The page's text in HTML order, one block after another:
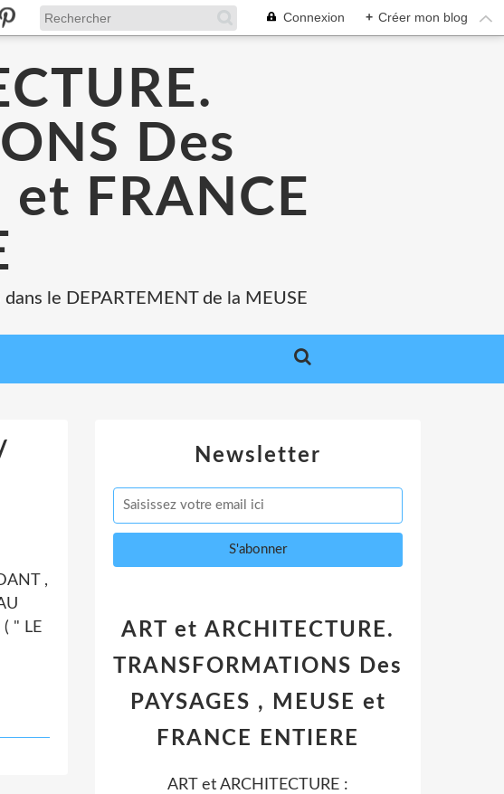
Connexion + Créer mon blog
Des
et FRANCE
le DEPARTEMENT de la MEUSE
,
( " LE
Newsletter
ART et ARCHITECTURE.
TRANSFORMATIONS Des
PAYSAGES , MEUSE et
FRANCE ENTIERE
ART et ARCHITECTURE :